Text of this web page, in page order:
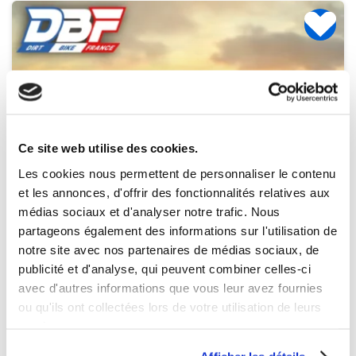
Ce site web utilise des cookies.
Les cookies nous permettent de personnaliser le contenu
et les annonces, d'offrir des fonctionnalités relatives aux
médias sociaux et d'analyser notre trafic. Nous
partageons également des informations sur l'utilisation de
notre site avec nos partenaires de médias sociaux, de
publicité et d'analyse, qui peuvent combiner celles-ci
avec d'autres informations que vous leur avez fournies
ou qu'ils ont collectées lors de votre utilisation de leurs